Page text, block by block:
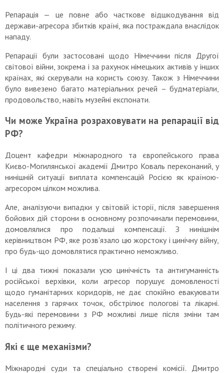
Репарація — це повне або часткове відшкодування від
держави-агресора збитків країні, яка постраждала внаслідок
нападу.
Репарації були застосовані щодо Німеччини після Другої
світової війни, зокрема і за рахунок німецьких активів у інших
країнах, які скерували на користь союзу. Також з Німеччини
було вивезено багато матеріальних речей – будматеріали,
продовольство, навіть музейні експонати.
Чи може Україна розраховувати на репарації від
РФ?
Доцент кафедри міжнародного та європейського права
Києво-Могилянської академії Дмитро Коваль переконаний, у
нинішній ситуації виплата компенсацій Росією як країною-
агресором цілком можлива.
Але, аналізуючи випадки у світовій історії, після завершення
бойових дій сторони в основному розпочинали перемовини,
домовлялися про подальші компенсації. З нинішнім
керівництвом РФ, яке розв’язало цю жорстоку і цинічну війну,
про будь-що домовлятися практично неможливо.
І ці два тижні показали усю цинічність та антигуманність
російської верхівки, коли агресор порушує домовленості
щодо гуманітарних коридорів, не дає спокійно евакуювати
населення з гарячих точок, обстрілює пологові та лікарні.
Будь-які перемовини з РФ можливі лише після зміни там
політичного режиму.
Які є ще механізми?
Міжнародні суди та спеціально створені комісії. Дмитро